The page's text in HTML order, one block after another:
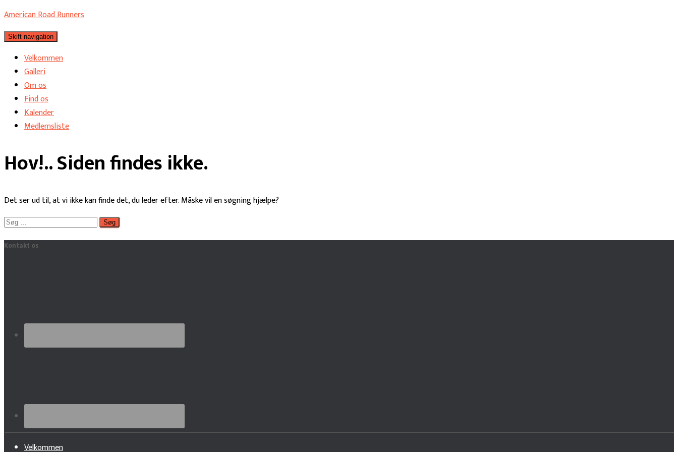
American Road Runners
Skift navigation
Velkommen
Galleri
Om os
Find os
Kalender
Medlemsliste
Hov!.. Siden findes ikke.
Det ser ud til, at vi ikke kan finde det, du leder efter. Måske vil en søgning hjælpe?
Søg
Kontakt os
Velkommen